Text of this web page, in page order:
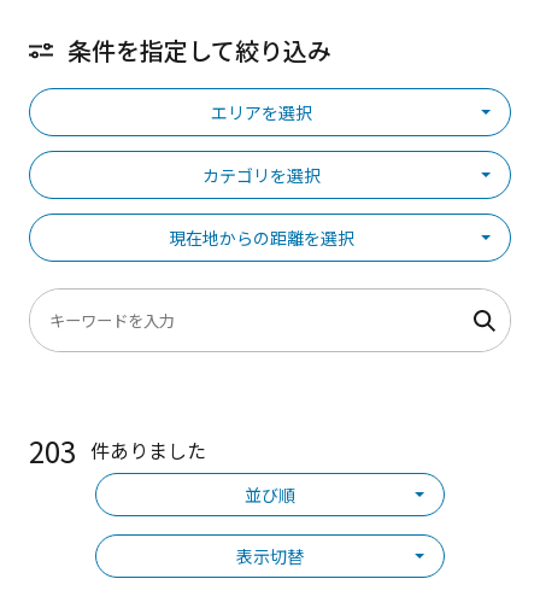
条件を指定して絞り込み
エリアを選択
カテゴリを選択
現在地からの距離を選択
203 件ありました
並び順
表示切替